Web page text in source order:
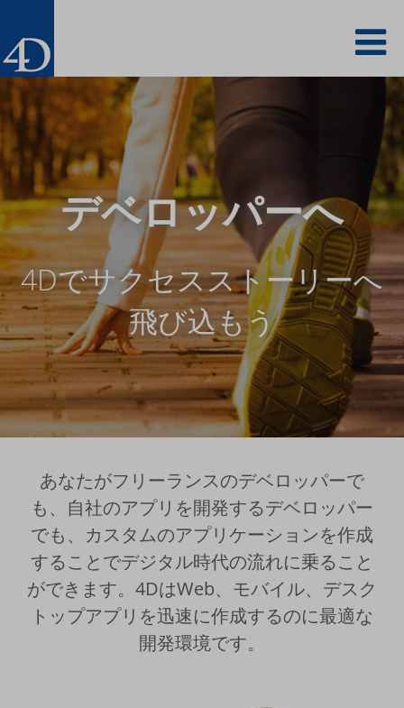
main
content
デベロッパーへ
4Dでサクセスストーリーへ
飛び込もう
あなたがフリーランスのデベロッパーで
も、自社のアプリを開発するデベロッパー
でも、カスタムのアプリケーションを作成
することでデジタル時代の流れに乗ること
ができます。4DはWeb、モバイル、デスク
トップアプリを迅速に作成するのに最適な
開発環境です。